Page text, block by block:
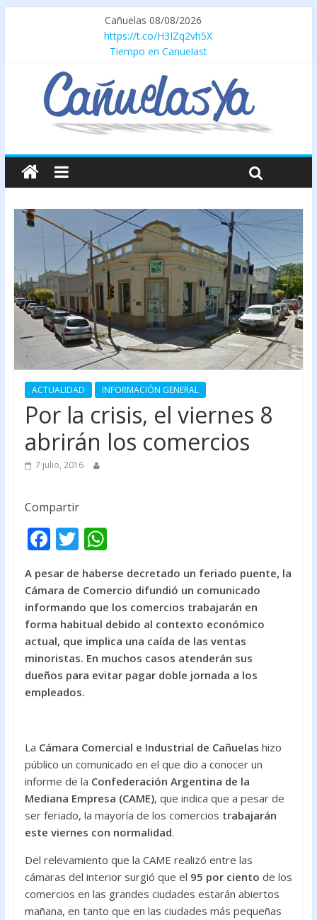
Cañuelas 08/08/2026
https://t.co/H3IZq2vh5X
Tiempo en Canuelast
ACTUALIDAD INFORMACIÓN GENERAL
Por la crisis, el viernes 8
abrirán los comercios
7 julio, 2016
Compartir
F
ac
e
b
o
o
k
T
w
itt
er
W
at
s
A
p
p
A pesar de haberse decretado un feriado puente, la
Cámara de Comercio difundió un comunicado
informando que los comercios trabajarán en
forma habitual debido al contexto económico
actual, que implica una caída de las ventas
minoristas. En muchos casos atenderán sus
dueños para evitar pagar doble jornada a los
empleados.
La Cámara Comercial e Industrial de Cañuelas hizo
público un comunicado en el que dio a conocer un
informe de la Confederación Argentina de la
Mediana Empresa (CAME), que indica que a pesar de
ser feriado, la mayoría de los comercios trabajarán
este viernes con normalidad.
Del relevamiento que la CAME realizó entre las
cámaras del interior surgió que el 95 por ciento de los
comercios en las grandes ciudades estarán abiertos
mañana, en tanto que en las ciudades más pequeñas